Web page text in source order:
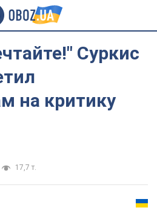
Суркис
на критику
17,7 т.